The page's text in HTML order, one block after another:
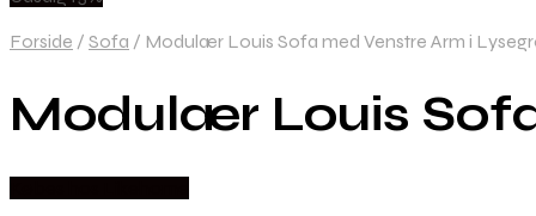
Forside / Sofa / Modulær Louis Sofa med Venstre Arm i
Modulær Louis